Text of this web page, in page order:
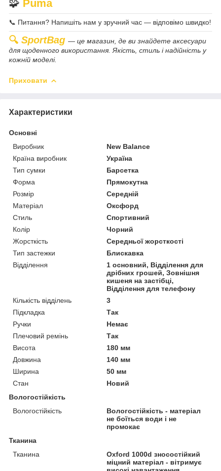
🧩 Puma
📞 Питання? Напишіть нам у зручний час — відповімо швидко!
🔍 SportBag — це магазин, де ви знайдете аксесуари
для щоденного використання. Якість, стиль і надійність у
кожній моделі.
Приховати
Характеристики
Основні
Виробник
New Balance
Країна виробник
Україна
Тип сумки
Барсетка
Форма
Прямокутна
Розмір
Середній
Матеріал
Оксфорд
Стиль
Спортивний
Колір
Чорний
Жорсткість
Середньої жорсткості
Тип застежки
Блискавка
Відділення
1 основний, Відділення для
дрібних грошей, Зовнішня
кишеня на застібці,
Відділення для телефону
Кількість відділень
3
Підкладка
Так
Ручки
Немає
Плечовий ремінь
Так
Висота
180 мм
Довжина
140 мм
Ширина
50 мм
Стан
Новий
Вологостійкість
Вологостійкість
Вологостійкість - матеріал
не боїться води і не
промокає
Тканина
Тканина
Oxford 1000d зносостійкий
міцний матеріал - вітримує